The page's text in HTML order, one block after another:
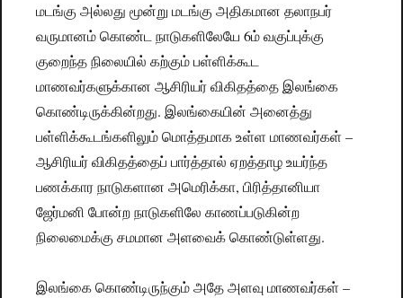
மடங்கு அல்லது மூன்று மடங்கு அதிகமான தலாநபர்
வருமானம் கொண்ட நாடுகளிலேயே 6ம் வகுப்புக்கு
குறைந்த நிலையில் கற்கும் பள்ளிக்கூட
மாணவர்களுக்கான ஆசிரியர் விகிதத்தை இலங்கை
கொண்டிருக்கின்றது. இலங்கையின் அனைத்து
பள்ளிக்கூடங்களிலும் மொத்தமாக உள்ள மாணவர்கள் –
ஆசிரியர் விகிதத்தைப் பார்த்தால் ஏறத்தாழ உயர்ந்த
பணக்கார நாடுகளான அமெரிக்கா, பிரித்தானியா
ஜேர்மனி போன்ற நாடுகளிலே காணப்படுகின்ற
நிலைமைக்கு சமமான அளவைக் கொண்டுள்ளது.
இலங்கை கொண்டிருந்கும் அதே அளவு மாணவர்கள் –